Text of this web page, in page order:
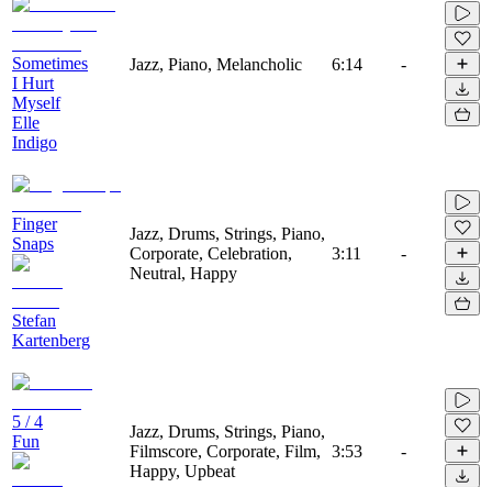
Sometimes
I Hurt
Myself
Elle
Indigo
Jazz, Piano, Melancholic 6:14 -
Finger
Snaps
Stefan
Kartenberg
Jazz, Drums, Strings, Piano,
Corporate, Celebration,
Neutral, Happy
3:11 -
5 / 4
Fun
Jazz, Drums, Strings, Piano,
Filmscore, Corporate, Film,
Happy, Upbeat
3:53 -